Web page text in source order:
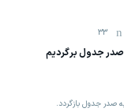
33
جدول برگردیم
صدر جدول بازگردد.